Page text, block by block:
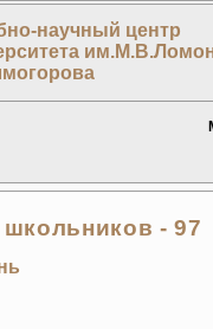
научный центр
- 97